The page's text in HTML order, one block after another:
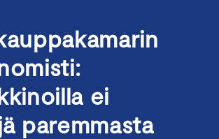
ei
paremmasta